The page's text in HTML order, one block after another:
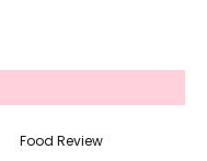
Food Review